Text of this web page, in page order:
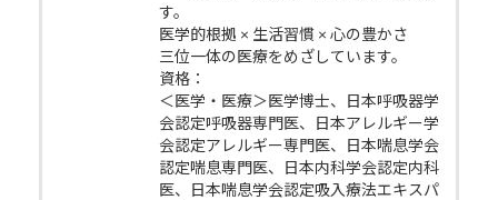
す。
医学的根拠 × 生活習慣 × 心の豊かさ
三位一体の医療をめざしています。
資格：
＜医学・医療＞医学博士、日本呼吸器学
会認定呼吸器専門医、日本アレルギー学
会認定アレルギー専門医、日本喘息学会
認定喘息専門医、日本内科学会認定内科
医、日本喘息学会認定吸入療法エキスパ